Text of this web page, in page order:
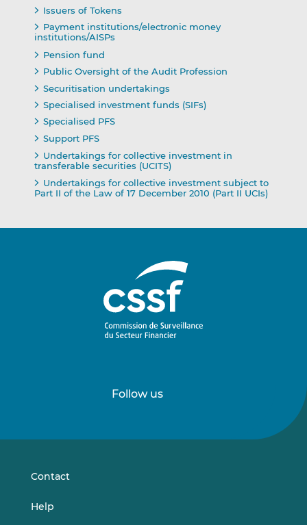
Issuers of Tokens
Payment institutions/electronic money
institutions/AISPs
Pension fund
Public Oversight of the Audit Profession
Securitisation undertakings
Specialised investment funds (SIFs)
Specialised PFS
Support PFS
Undertakings for collective investment in
transferable securities (UCITS)
Undertakings for collective investment subject to
Part II of the Law of 17 December 2010 (Part II UCIs)
Follow us
onon
Contact
Help